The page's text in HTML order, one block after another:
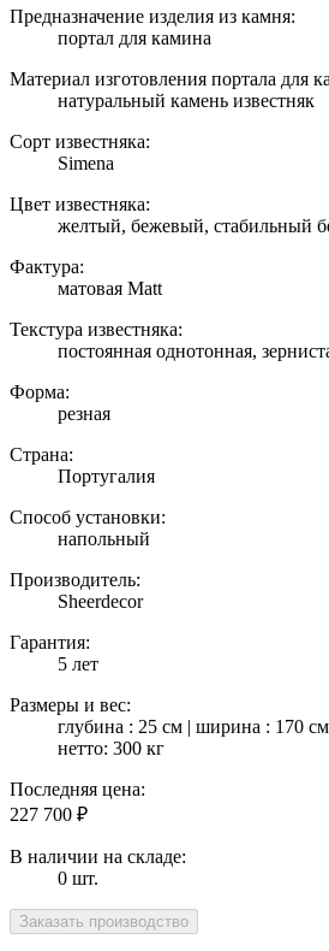
Предназначение изделия из камня:
портал для камина
Материал изготовления портала для
натуральный камень известняк
Сорт известняка:
Simena
Цвет известняка:
желтый, бежевый, стабильный
Фактура:
матовая Matt
Текстура известняка:
постоянная однотонная,
Форма:
резная
Страна:
Португалия
Способ установки:
напольный
Производитель:
Sheerdecor
Гарантия:
5 лет
Размеры и вес:
глубина : 25 см | ширина : 170
нетто: 300 кг
Последняя цена:
227 700 ₽
В наличии на складе:
0 шт.